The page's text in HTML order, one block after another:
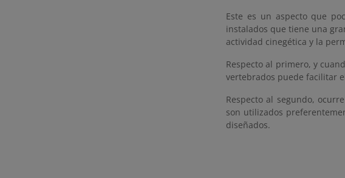
Este es un aspecto que
instalados que tiene una
actividad cinegética y la
Respecto al primero, y
vertebrados puede facilitar
Respecto al segundo,
son utilizados
diseñados.